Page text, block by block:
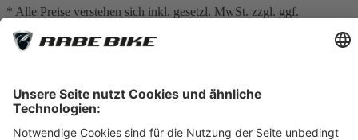
* Alle Preise verstehen sich inkl. gesetzl. MwSt. zzgl. ggf.
** Hierbei handelt es sich um die unverbindliche Preisempfehlung
*** Gilt für Lieferungen nach Deutschland. Lieferzeiten für andere
Länder und Informationen zur Berechnung des Liefertermins siehe